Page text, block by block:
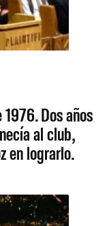
Dos años
al club,
en lograrlo.